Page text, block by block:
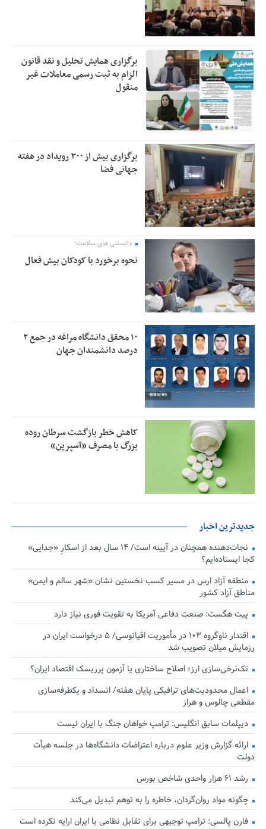
برگزاری همایش تحلیل و نقد قانون
الزام به ثبت رسمی معاملات غیر
منقول
برگزاری بیش از ۳۰۰ رویداد در هفته
جهانی فضا
دانستنی های سلامت؛
نحوه برخورد با کودکان بیش فعال
۱۰ محقق دانشگاه مراغه در جمع ۲
درصد دانشمندان جهان
کاهش خطر بازگشت سرطان روده
بزرگ با مصرف «آسپرین»
جدیدترین اخبار
نجات‌دهنده‌ همچنان در آیینه است/ ۱۴ سال بعد از اسکارِ «جدایی»
کجا ایستاده‌ایم؟
منطقه آزاد ارس در مسیر کسب نخستین نشان «شهر سالم و ایمن»
مناطق آزاد کشور
پیت هگست: صنعت دفاعی آمریکا به تقویت فوری نیاز دارد
اقتدار ناوگروه ۱۰۳ در مأموریت‌ اقیانوسی/ ۵ درخواست ایران در
رزمایش میلان تصویب شد
تک‌نرخی‌سازی ارز؛ اصلاح ساختاری یا آزمون پرریسک اقتصاد ایران؟
اعمال محدودیت‌های ترافیکی پایان هفته/ انسداد و یکطرفه‌سازی
مقطعی چالوس و هراز
دیپلمات سابق انگلیس:‌ ترامپ خواهان جنگ با ایران نیست
ارائه گزارش وزیر علوم درباره اعتراضات دانشگاه‌ها در جلسه هیأت
دولت
رشد ۶۱ هزار واحدی شاخص بورس
چگونه مواد روان‌گردان، خاطره را به توهم تبدیل می‌کند
فارن پالسی: ترامپ توجیهی برای تقابل نظامی با ایران ارایه نکرده است